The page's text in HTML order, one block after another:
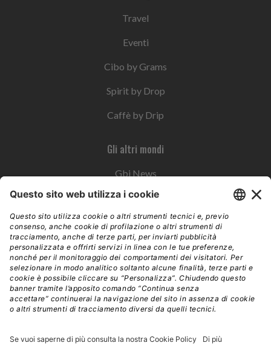
Travel
Eventi
Cibo by Grams
Spirit by Drop
Caffè by Drip
Gli altri mondi
Gbi News
Instoremag
Esplora il gruppo
Edra Edizioni
Edizioni LSWR
LSWR Group